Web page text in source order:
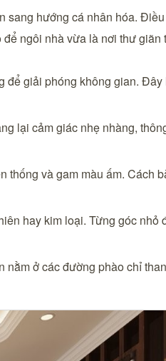
sang hướng cá nhân hóa.
ngôi nhà vừa là nơi thư giãn
để giải phóng không gian.
lại cảm giác nhẹ nhàng,
và gam màu ấm. Cách
hay kim loại. Từng góc nhỏ
ở các đường phào chỉ